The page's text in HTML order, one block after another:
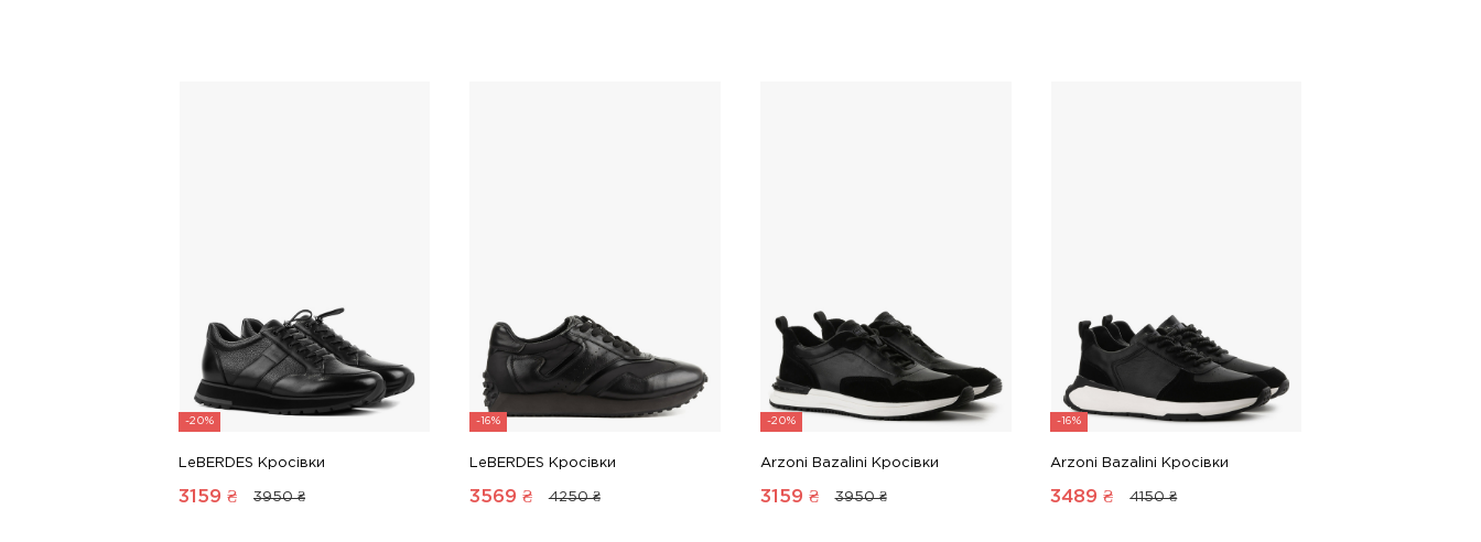
-20%
LeBERDES Кросівки
3159 ₴ 3950 ₴
-16%
LeBERDES Кросівки
3569 ₴ 4250 ₴
-20%
Arzoni Bazalini Кросівки
3159 ₴ 3950 ₴
-16%
Arzoni Bazalini Кросівки
3489 ₴ 4150 ₴